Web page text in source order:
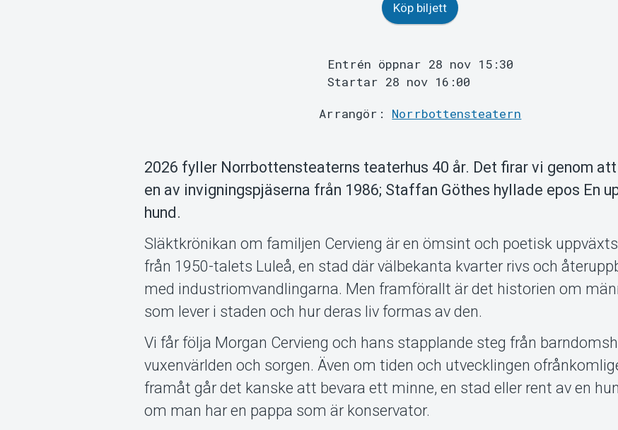
Köp biljett
Entrén öppnar 28 nov 15:30
Startar 28 nov 16:00
Arrangör: Norrbottensteatern
2026 fyller Norrbottensteaterns teaterhus 40 år. Det firar vi genom
en av invigningspjäserna från 1986; Staffan Göthes hyllade epos En
hund.
Släktkrönikan om familjen Cervieng är en ömsint och poetisk
från 1950-talets Luleå, en stad där välbekanta kvarter rivs och
med industriomvandlingarna. Men framförallt är det historien om
som lever i staden och hur deras liv formas av den.
Vi får följa Morgan Cervieng och hans stapplande steg från
vuxenvärlden och sorgen. Även om tiden och utvecklingen
framåt går det kanske att bevara ett minne, en stad eller rent av en
om man har en pappa som är konservator.